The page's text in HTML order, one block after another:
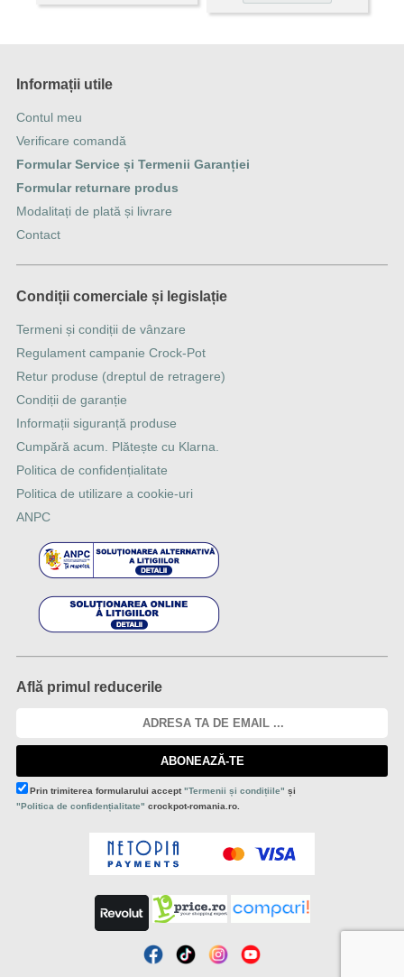
Informații utile
Contul meu
Verificare comandă
Formular Service și Termenii Garanției
Formular returnare produs
Modalitați de plată și livrare
Contact
Condiții comerciale și legislație
Termeni și condiții de vânzare
Regulament campanie Crock-Pot
Retur produse (dreptul de retragere)
Condiții de garanție
Informații siguranță produse
Cumpără acum. Plătește cu Klarna.
Politica de confidențialitate
Politica de utilizare a cookie-uri
ANPC
Află primul reducerile
ABONEAZĂ-TE
Prin trimiterea formularului accept"Termenii și condițiile" și
"Politica de confidențialitate" crockpot-romania.ro.